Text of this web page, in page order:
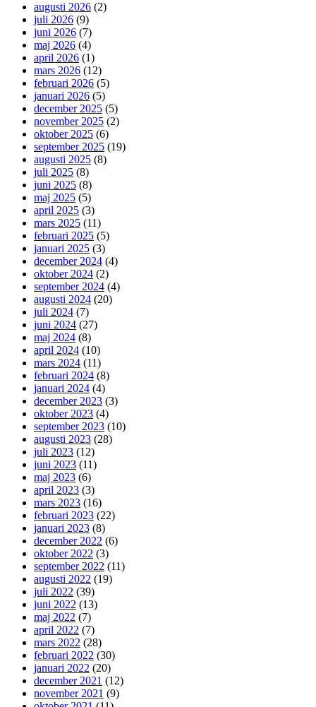
augusti 2026 (2)
juli 2026 (9)
juni 2026 (7)
maj 2026 (4)
april 2026 (1)
mars 2026 (12)
februari 2026 (5)
januari 2026 (5)
december 2025 (5)
november 2025 (2)
oktober 2025 (6)
september 2025 (19)
augusti 2025 (8)
juli 2025 (8)
juni 2025 (8)
maj 2025 (5)
april 2025 (3)
mars 2025 (11)
februari 2025 (5)
januari 2025 (3)
december 2024 (4)
oktober 2024 (2)
september 2024 (4)
augusti 2024 (20)
juli 2024 (7)
juni 2024 (27)
maj 2024 (8)
april 2024 (10)
mars 2024 (11)
februari 2024 (8)
januari 2024 (4)
december 2023 (3)
oktober 2023 (4)
september 2023 (10)
augusti 2023 (28)
juli 2023 (12)
juni 2023 (11)
maj 2023 (6)
april 2023 (3)
mars 2023 (16)
februari 2023 (22)
januari 2023 (8)
december 2022 (6)
oktober 2022 (3)
september 2022 (11)
augusti 2022 (19)
juli 2022 (39)
juni 2022 (13)
maj 2022 (7)
april 2022 (7)
mars 2022 (28)
februari 2022 (30)
januari 2022 (20)
december 2021 (12)
november 2021 (9)